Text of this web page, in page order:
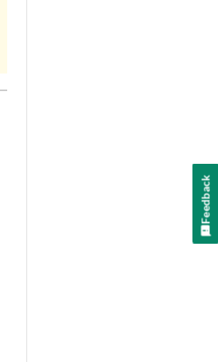
Feedback